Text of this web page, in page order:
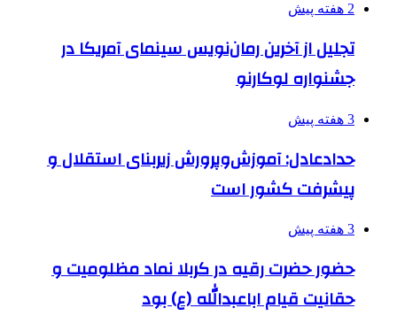
2 هفته پیش
تجلیل از آخرین رمان‌نویس سینمای آمریکا در
جشنواره لوکارنو
3 هفته پیش
حدادعادل: آموزش‌وپرورش زیربنای استقلال و
پیشرفت کشور است
3 هفته پیش
حضور حضرت رقیه در کربلا نماد مظلومیت و
حقانیت قیام اباعبدالله (ع) بود